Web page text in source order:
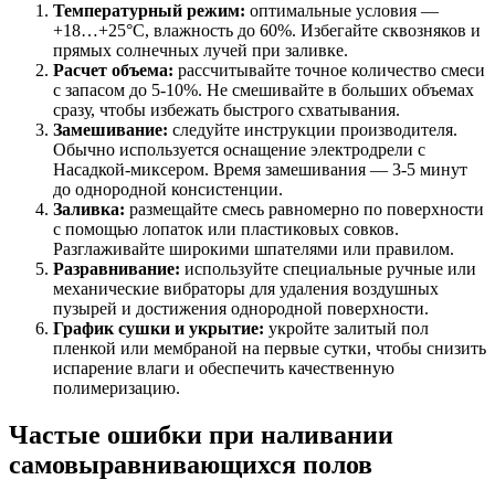
Температурный режим: оптимальные условия —
+18…+25°C, влажность до 60%. Избегайте сквозняков и
прямых солнечных лучей при заливке.
Расчет объема: рассчитывайте точное количество смеси
с запасом до 5-10%. Не смешивайте в больших объемах
сразу, чтобы избежать быстрого схватывания.
Замешивание: следуйте инструкции производителя.
Обычно используется оснащение электродрели с
Насадкой-миксером. Время замешивания — 3-5 минут
до однородной консистенции.
Заливка: размещайте смесь равномерно по поверхности
с помощью лопаток или пластиковых совков.
Разглаживайте широкими шпателями или правилом.
Разравнивание: используйте специальные ручные или
механические вибраторы для удаления воздушных
пузырей и достижения однородной поверхности.
График сушки и укрытие: укройте залитый пол
пленкой или мембраной на первые сутки, чтобы снизить
испарение влаги и обеспечить качественную
полимеризацию.
Частые ошибки при наливании
самовыравнивающихся полов